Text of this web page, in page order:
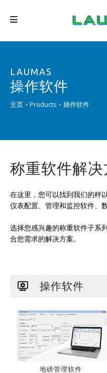
产品
服务
视频
BLOG
搜索
中国
LAUMAS
操作软件
主页 Products 操作软件
称重软件解决
在这里，您可以找到我们的秤
仪表配置、管理和监控软件、
选择您感兴趣的称重软件子系
合您需求的解决方案。
操作软件
地磅管理软件